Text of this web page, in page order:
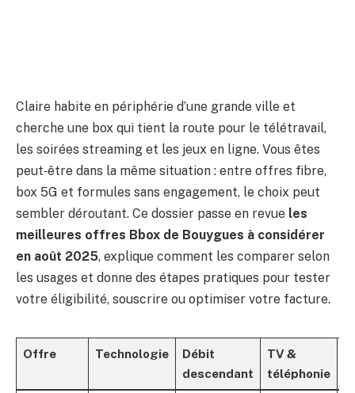
Claire habite en périphérie d’une grande ville et
cherche une box qui tient la route pour le télétravail,
les soirées streaming et les jeux en ligne. Vous êtes
peut‑être dans la même situation : entre offres fibre,
box 5G et formules sans engagement, le choix peut
sembler déroutant. Ce dossier passe en revue les
meilleures offres Bbox de Bouygues à considérer
en août 2025, explique comment les comparer selon
les usages et donne des étapes pratiques pour tester
votre éligibilité, souscrire ou optimiser votre facture.
Offre Technologie
Débit
descendant
TV &
téléphonie